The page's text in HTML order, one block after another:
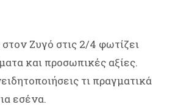
Ζυγό στις 2/4 φωτίζει
και προσωπικές αξίες.
τι πραγματικά
εσένα.